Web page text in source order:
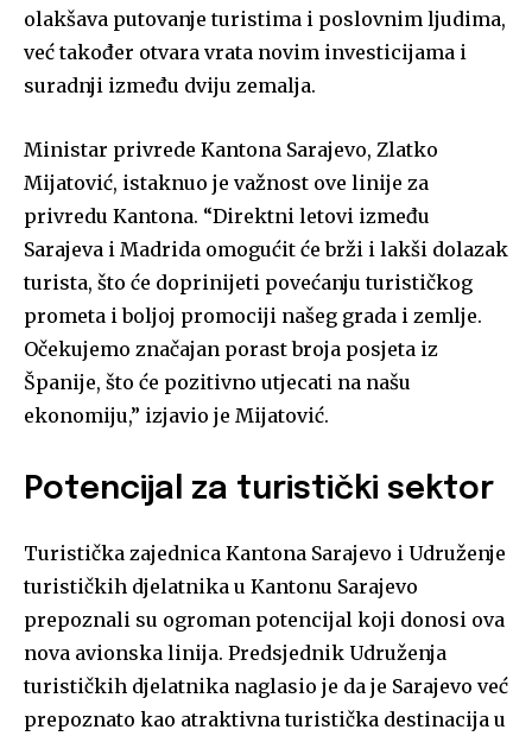
olakšava putovanje turistima i poslovnim ljudima,
već također otvara vrata novim investicijama i
suradnji između dviju zemalja.
Ministar privrede Kantona Sarajevo, Zlatko
Mijatović, istaknuo je važnost ove linije za
privredu Kantona. “Direktni letovi između
Sarajeva i Madrida omogućit će brži i lakši dolazak
turista, što će doprinijeti povećanju turističkog
prometa i boljoj promociji našeg grada i zemlje.
Očekujemo značajan porast broja posjeta iz
Španije, što će pozitivno utjecati na našu
ekonomiju,” izjavio je Mijatović.
Potencijal za turistički sektor
Turistička zajednica Kantona Sarajevo i Udruženje
turističkih djelatnika u Kantonu Sarajevo
prepoznali su ogroman potencijal koji donosi ova
nova avionska linija. Predsjednik Udruženja
turističkih djelatnika naglasio je da je Sarajevo već
prepoznato kao atraktivna turistička destinacija u